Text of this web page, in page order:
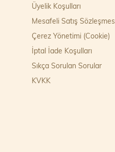
Üyelik Koşulları
Mesafeli Satış
Çerez Yönetimi (Cookie)
İptal İade Koşulları
Sıkça Sorulan Sorular
KVKK